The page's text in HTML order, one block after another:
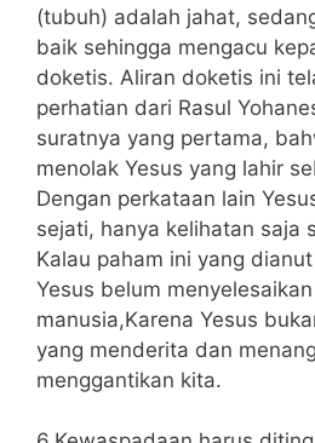
(tubuh) adalah jahat,
baik sehingga mengacu
doketis. Aliran doketis ini
perhatian dari Rasul
suratnya yang pertama,
menolak Yesus yang lahir
Dengan perkataan lain
sejati, hanya kelihatan saja
Kalau paham ini yang
Yesus belum
manusia,Karena Yesus
yang menderita dan
menggantikan kita.